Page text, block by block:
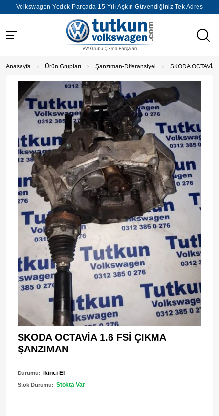
Volkswagen Yedek Parçada 15 Yılı Aşkın Güvendiğiniz Tek Adres
Anasayfa Ürün Grupları Şanzıman-Diferansiyel SKODA OCTAVİA
SKODA OCTAVİA 1.6 FSİ ÇIKMA
ŞANZIMAN
Durumu: İkinci El
Stok Durumu: Stokta Var